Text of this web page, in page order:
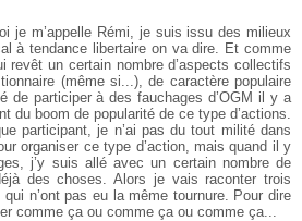
je m’appelle Rémi, je suis issu des milieux
à tendance libertaire on va dire. Et comme
revêt un certain nombre d’aspects collectifs
(même si...), de caractère populaire
de participer à des fauchages d’OGM il y a
du boom de popularité de ce type d’actions.
participant, je n’ai pas du tout milité dans
organiser ce type d’action, mais quand il y
j’y suis allé avec un certain nombre de
des choses. Alors je vais raconter trois
n’ont pas eu la même tournure. Pour dire
comme ça ou comme ça ou comme ça...